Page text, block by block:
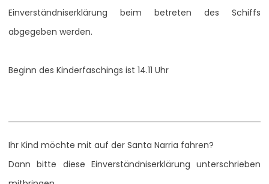
Einverständniserklärung beim betreten des Schiffs
abgegeben werden.
Beginn des Kinderfaschings ist 14.11 Uhr
Ihr Kind möchte mit auf der Santa Narria fahren?
Dann bitte diese Einverständniserklärung unterschrieben